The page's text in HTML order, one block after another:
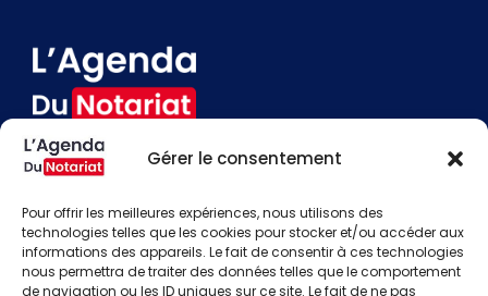
Gérer le consentement
Pour offrir les meilleures expériences, nous utilisons des
technologies telles que les cookies pour stocker et/ou accéder aux
informations des appareils. Le fait de consentir à ces technologies
nous permettra de traiter des données telles que le comportement
de navigation ou les ID uniques sur ce site. Le fait de ne pas
Contact
Besoin d'aide
Actualités
Évènements